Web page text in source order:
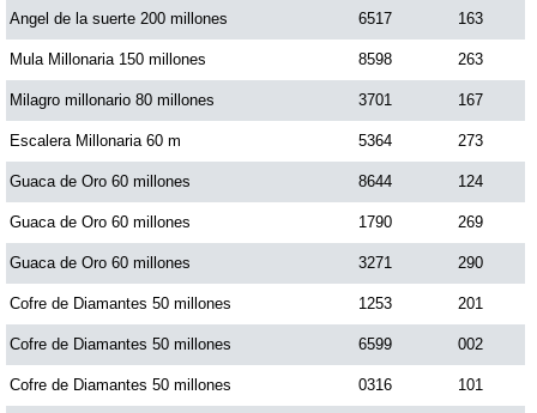
Angel de la suerte 200 millones 6517 163
Mula Millonaria 150 millones 8598 263
Milagro millonario 80 millones 3701 167
Escalera Millonaria 60 m 5364 273
Guaca de Oro 60 millones 8644 124
Guaca de Oro 60 millones 1790 269
Guaca de Oro 60 millones 3271 290
Cofre de Diamantes 50 millones 1253 201
Cofre de Diamantes 50 millones 6599 002
Cofre de Diamantes 50 millones 0316 101